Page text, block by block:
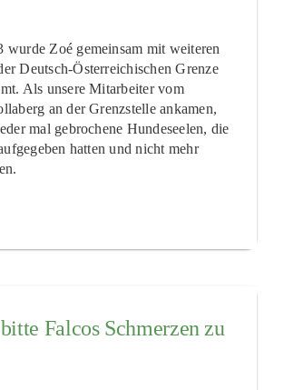
wurde Zoé gemeinsam mit weiteren
Deutsch-Österreichischen Grenze
Als unsere Mitarbeiter vom
an der Grenzstelle ankamen,
mal gebrochene Hundeseelen, die
hatten und nicht mehr
Falcos Schmerzen zu